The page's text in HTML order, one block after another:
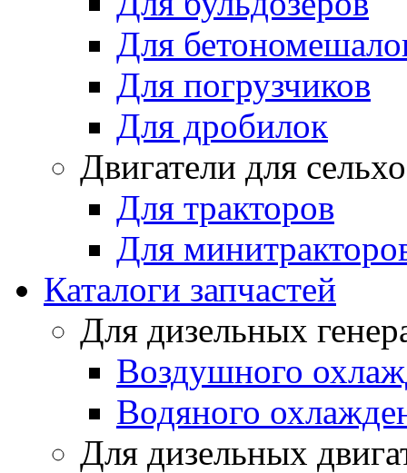
Для
Для погрузчиков
Для дробилок
Двигатели для
Для тракторов
Для
Каталоги запчастей
Для дизельных
Воздушного
Водяного
Для дизельных